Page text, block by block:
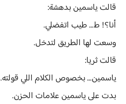
قالت ياسمين بدهشة:
أنا؟! ط... طيب اتفضلي.
وسعت لها الطريق لتدخل.
قالت ثريا:
ياسمين... بخصوص الكلام اللي قولته.
بدت على ياسمين علامات الحزن.